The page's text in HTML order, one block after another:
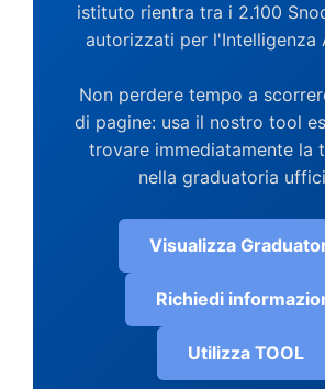
istituto rientra tra i 2.100
autorizzati per l'Intelligenza
Non perdere tempo a
di pagine: usa il nostro tool
trovare immediatamente la
nella graduatoria
Visualizza
Richiedi
Utilizza TOOL